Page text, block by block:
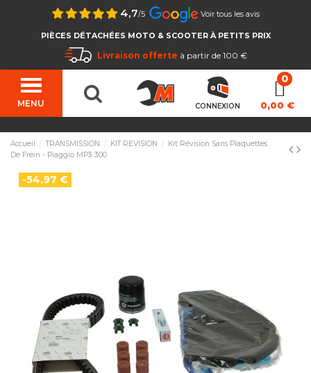
4,7/5 Voir tous les avis
PIÈCES DÉTACHÉES MOTO & SCOOTER À PETITS PRIX
Livraison offerte à partir de 100 €
MENU CONNEXION 0,00 €
Accueil TRANSMISSION KIT REVISION
Kit Révision Sans Plaquettes
De Frein - Piaggio MP3 300
-54,97 €